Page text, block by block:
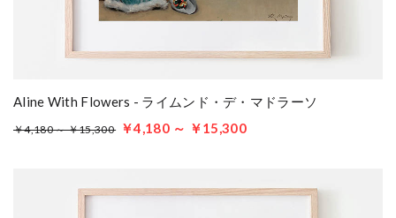
Aline With Flowers - ライムンド・デ・マドラーソ
￥4,180 ～ ￥15,300 ￥4,180 ～ ￥15,300